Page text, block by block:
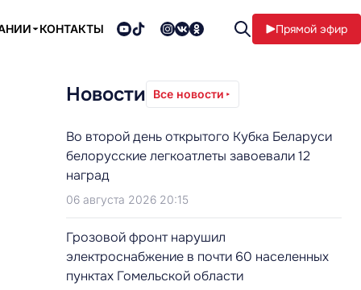
КОНТАКТЫ Прямой эфир
Новости Все новости
Во второй день открытого Кубка Беларуси
белорусские легкоатлеты завоевали 12
наград
06 августа 2026 20:15
Грозовой фронт нарушил
электроснабжение в почти 60 населенных
пунктах Гомельской области